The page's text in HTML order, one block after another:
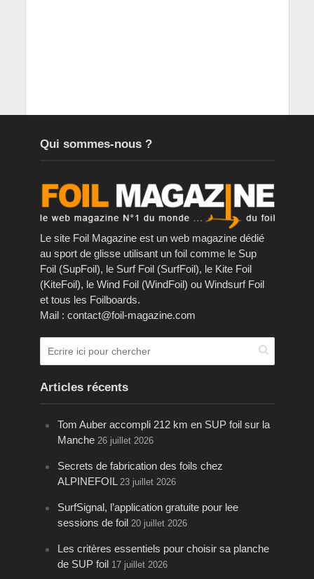
Qui sommes-nous ?
Le site Foil Magazine est un web magazine dédié
au sport de glisse utilisant un foil comme le Sup
Foil (SupFoil), le Surf Foil (SurfFoil), le Kite Foil
(KiteFoil), le Wind Foil (WindFoil) ou Windsurf Foil
et tous les Foilboards.
Mail : contact@foil-magazine.com
Articles récents
Tom Auber accompli 212 km en SUP foil sur la
Manche 26 juillet 2026
Secrets de fabrication des foils chez
ALPINEFOIL 23 juillet 2026
SurfSignal, l’application gratuite pour lee
sessions de foil 20 juillet 2026
Les critères essentiels pour choisir sa planche
de SUP foil 17 juillet 2026